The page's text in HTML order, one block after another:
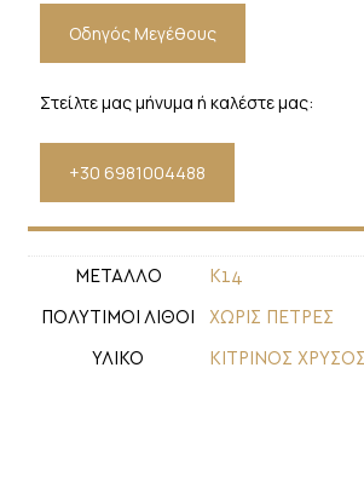
Οδηγός Μεγέθους
Στείλτε μας μήνυμα ή καλέστε μας:
+30 6981004488
ΜΕΤΑΛΛΟ Κ14
ΠΟΛΥΤΙΜΟΙ ΛΙΘΟΙ ΧΩΡΙΣ ΠΕΤΡΕΣ
ΥΛΙΚΟ ΚΙΤΡΙΝΟΣ ΧΡΥΣΟΣ